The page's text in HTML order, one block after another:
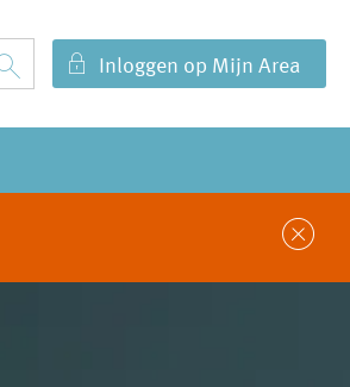
Inloggen op Mijn Area